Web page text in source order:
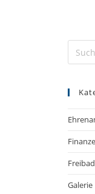
Freibad
Galerie